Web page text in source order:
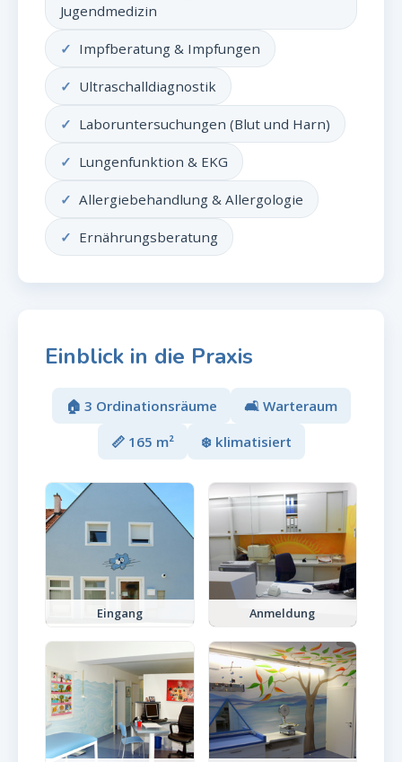
Jugendmedizin
Impfberatung & Impfungen
Ultraschalldiagnostik
Laboruntersuchungen (Blut und Harn)
Lungenfunktion & EKG
Allergiebehandlung & Allergologie
Ernährungsberatung
Einblick in die Praxis
🏠 3 Ordinationsräume
🛋️ Warteraum
📏 165 m²
❄️ klimatisiert
Eingang Anmeldung